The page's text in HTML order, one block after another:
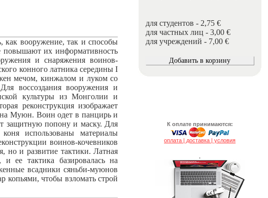
как вооружение, так и способы
повышают их информативность
и снаряжения воинов-
конного латника середины I
мечом, кинжалом и луком со
воссоздания вооружения и
культуры из Монголии и
реконструкция изображает
Муюн. Воин одет в панцирь и
защитную попону и маску. Для
использованы материалы
воинов-кочевников
но и развитие тактики. Латная
ее тактика базировалась на
всадники сяньби-муюнов
копьями, чтобы взломать строй
для студентов - 2,75 €
для частных лиц - 3,00 €
для учреждений - 7,00 €
К оплате принимаются:
оплата | доставка | условия
.